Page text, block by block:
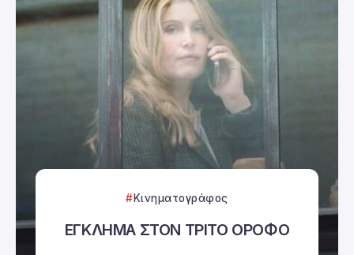
Κινηματογράφος
ΕΓΚΛΗΜΑ ΣΤΟΝ ΤΡΙΤΟ ΟΡΟΦΟ